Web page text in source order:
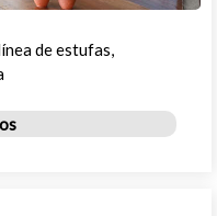
de estufas,